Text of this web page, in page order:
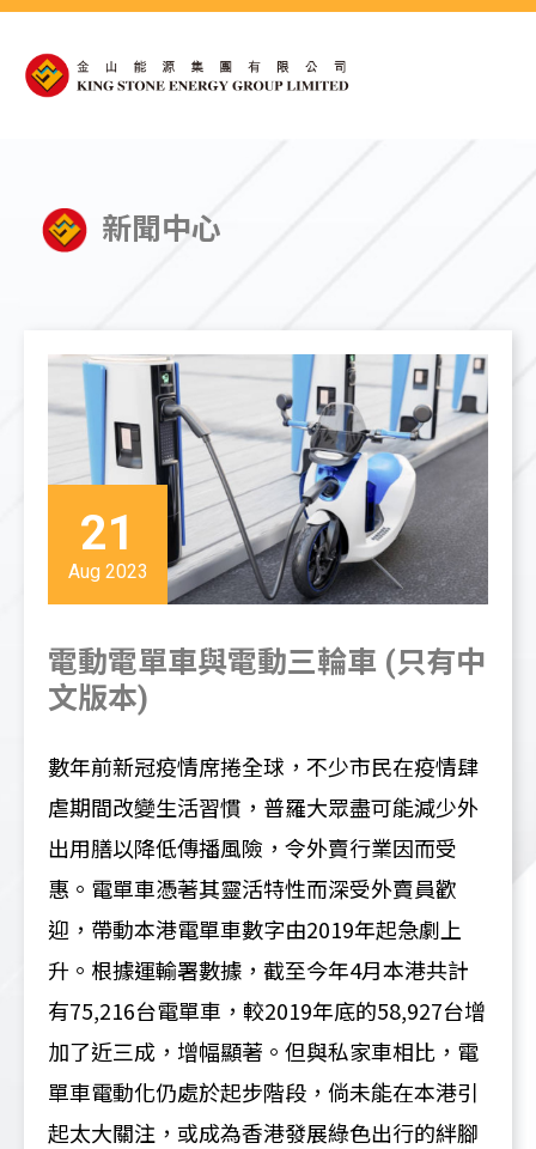
新聞中心
21
Aug 2023
電動電單車與電動三輪車 (只有中
文版本)
數年前新冠疫情席捲全球，不少市民在疫情肆
虐期間改變生活習慣，普羅大眾盡可能減少外
出用膳以降低傳播風險，令外賣行業因而受
惠。電單車憑著其靈活特性而深受外賣員歡
迎，帶動本港電單車數字由2019年起急劇上
升。根據運輸署數據，截至今年4月本港共計
有75,216台電單車，較2019年底的58,927台增
加了近三成，增幅顯著。但與私家車相比，電
單車電動化仍處於起步階段，倘未能在本港引
起太大關注，或成為香港發展綠色出行的絆腳